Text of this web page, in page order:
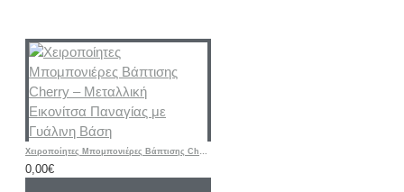
Χειροποίητες Μπομπονιέρες Βάπτισης Cherry – Μεταλλική Εικονίτσα Παναγίας με Γυάλινη Βάση
0,00€